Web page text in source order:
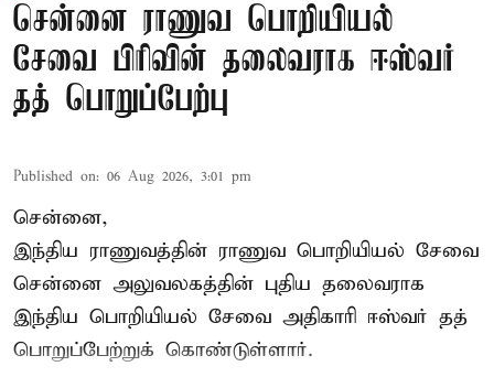
சென்னை ராணுவ பொறியியல்
சேவை பிரிவின் தலைவராக ஈஸ்வர்
தத் பொறுப்பேற்பு
Published on: 06 Aug 2026, 3:01 pm
சென்னை,
இந்திய ராணுவத்தின் ராணுவ பொறியியல் சேவை
சென்னை அலுவலகத்தின் புதிய தலைவராக
இந்திய பொறியியல் சேவை அதிகாரி ஈஸ்வர் தத்
பொறுப்பேற்றுக் கொண்டுள்ளார்.